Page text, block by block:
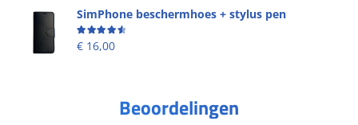
SimPhone beschermhoes + stylus pen
Beoordeling
€ 16,00
Beoordelingen